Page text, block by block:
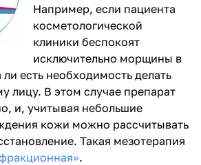
Например, если пациента
косметологической
клиники беспокоят
исключительно морщины в
есть необходимость делать
лицу. В этом случае препарат
и, учитывая небольшие
кожи можно рассчитывать
Такая мезотерапия
.